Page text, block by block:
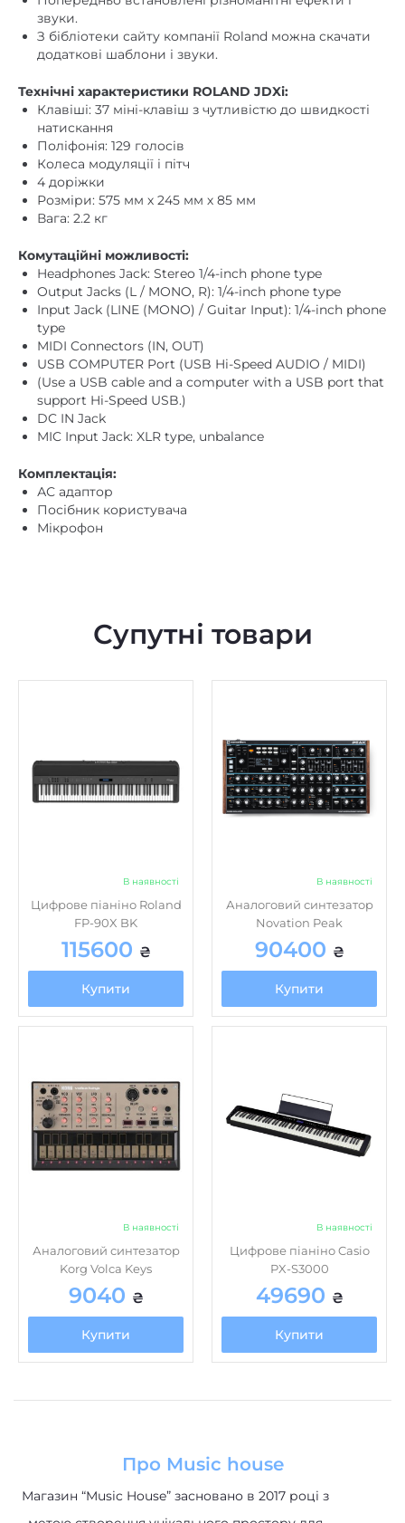
Попередньо встановлені різноманітні ефекти і
звуки.
З бібліотеки сайту компанії Roland можна скачати
Технічні характеристики ROLAND JDXi:
Клавіші: 37 міні-клавіш з чутливістю до швидкості
натискання
Поліфонія: 129 голосів
Колеса модуляції і пітч
4 доріжки
Розміри: 575 мм х 245 мм х 85 мм
Комутаційні можливості:
Headphones Jack: Stereo 1/4-inch phone type
Output Jacks (L / MONO, R): 1/4-inch phone type
Input Jack (LINE (MONO) / Guitar Input): 1/4-inch phone
type
MIDI Connectors (IN, OUT)
USB COMPUTER Port (USB Hi-Speed ​​AUDIO / MIDI)
(Use a USB cable and a computer with a USB port that
support Hi-Speed ​​USB.)
DC IN Jack
Комплектація:
АС адаптор
Посібник користувача
Супутні товари
В наявності
Цифрове піаніно Roland
FP-90X BK
115600₴
Купити
Аналоговий синтезатор
Novation Peak
90400₴
Купити
Аналоговий синтезатор
Korg Volca Keys
9040₴
Купити
В наявності
Цифрове піаніно Casio
PX-S3000
49690₴
Купити
Магазин “Music House” засновано в 2017 році з